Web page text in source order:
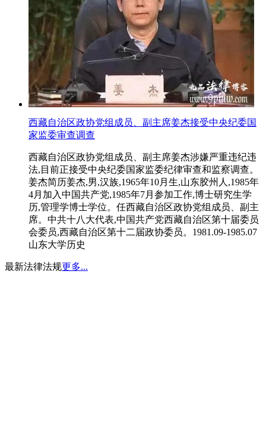
西藏自治区政协党组成员、副主席姜杰接受中央纪委国
家监委审查调查
西藏自治区政协党组成员、副主席姜杰涉嫌严重违纪违
法,目前正接受中央纪委国家监委纪律审查和监察调查。
姜杰简历姜杰,男,汉族,1965年10月生,山东胶州人,1985年
4月加入中国共产党,1985年7月参加工作,博士研究生学
历,管理学博士学位。任西藏自治区政协党组成员、副主
席。中共十八大代表,中国共产党西藏自治区第十届委员
会委员,西藏自治区第十二届政协委员。1981.09-1985.07
山东大学历史
最新法律法规更多...